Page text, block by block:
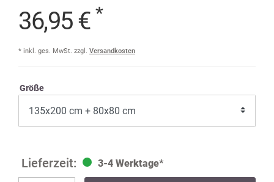
36,95 € *
* inkl. ges. MwSt. zzgl. Versandkosten
Größe
3-4 Werktage*